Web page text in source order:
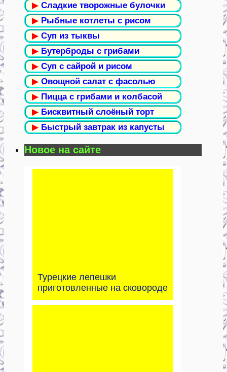
▶ Сладкие творожные булочки
▶ Рыбные котлеты с рисом
▶ Суп из тыквы
▶ Бутерброды с грибами
▶ Суп с сайрой и рисом
▶ Овощной салат с фасолью
▶ Пицца с грибами и колбасой
▶ Бисквитный слоёный торт
▶ Быстрый завтрак из капусты
Новое на сайте
Турецкие лепешки
приготовленные на сковороде